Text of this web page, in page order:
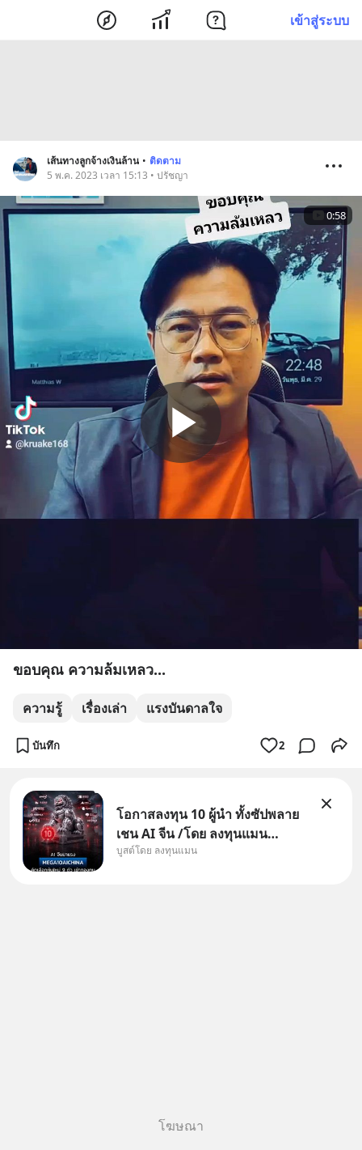
เข้าสู่ระบบ
เส้นทางลูกจ้างเงินล้าน • ติดตาม
5 พ.ค. 2023 เวลา 15:13 • ปรัชญา
0:58
ขอบคุณ ความล้มเหลว...
ความรู้ เรื่องเล่า แรงบันดาลใจ
บันทึก 2
โอกาสลงทุน 10 ผู้นำ ทั้งซัปพลาย
เชน AI จีน /โดย ลงทุนแมน
✅ลงทุนตรง คัด 10 ผู้นำเน้น ๆ ใน
บูสต์โดย ลงทุนแมน
โฆษณา